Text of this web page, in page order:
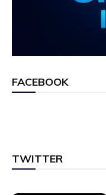
FACEBOOK
TWITTER